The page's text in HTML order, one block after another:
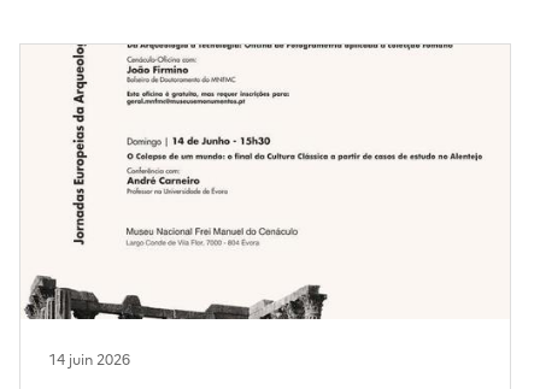
14 juin 2026